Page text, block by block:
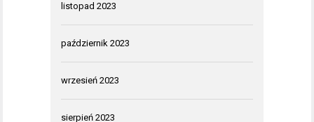
listopad 2023
październik 2023
wrzesień 2023
sierpień 2023